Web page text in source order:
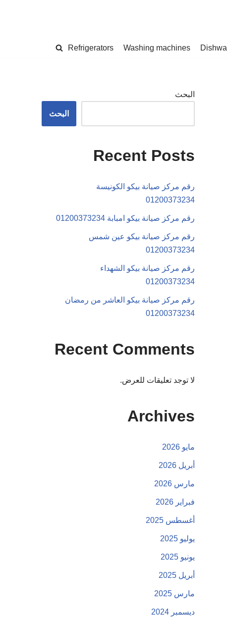
Washing machines
Refrigerators
البحث
البحث
Recent Posts
رقم مركز صيانة بيكو الكونيسة
01200373234
رقم مركز صيانة بيكو امبابة 01200373234
رقم مركز صيانة بيكو عين شمس
01200373234
رقم مركز صيانة بيكو الشهداء
01200373234
رقم مركز صيانة بيكو العاشر من رمضان
01200373234
Recent Comments
لا توجد تعليقات للعرض.
Archives
مايو 2026
أبريل 2026
مارس 2026
فبراير 2026
أغسطس 2025
يوليو 2025
يونيو 2025
أبريل 2025
مارس 2025
ديسمبر 2024